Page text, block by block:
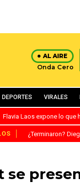
AL AIRE
Onda Cero
DEPORTES VIRALES
Flavia Laos expone lo que
¿Terminaron?
se